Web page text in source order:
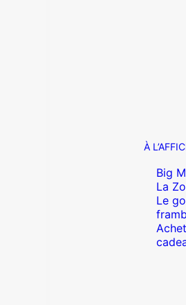
À
Big
La
Le